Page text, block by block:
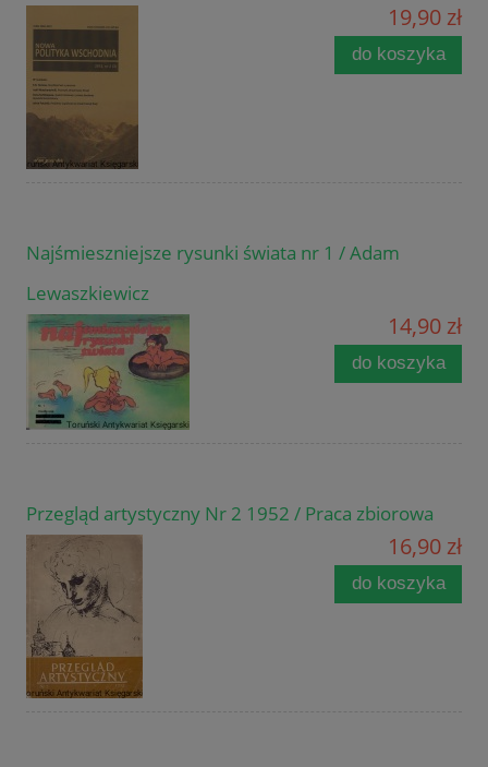
19,90 zł
do koszyka
Najśmieszniejsze rysunki świata nr 1 / Adam
Lewaszkiewicz
14,90 zł
do koszyka
Przegląd artystyczny Nr 2 1952 / Praca zbiorowa
16,90 zł
do koszyka